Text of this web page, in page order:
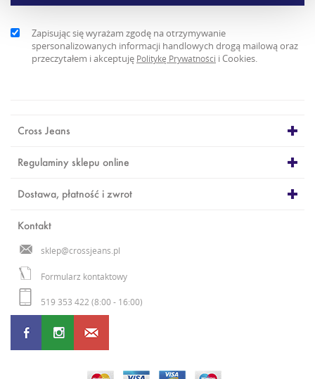
Zapisując się wyrażam zgodę na otrzymywanie
spersonalizowanych informacji handlowych drogą mailową oraz
przeczytałem i akceptuję Politykę Prywatności i Cookies.
Cross Jeans
Regulaminy sklepu online
Dostawa, płatność i zwrot
Kontakt
sklep@crossjeans.pl
Formularz kontaktowy
519 353 422 (8:00 - 16:00)